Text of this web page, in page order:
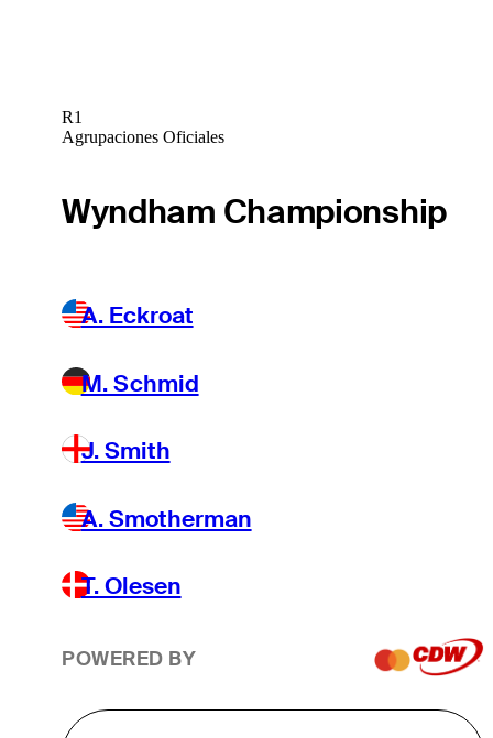
R1
Agrupaciones Oficiales
Wyndham Championship
A. Eckroat
M. Schmid
J. Smith
A. Smotherman
T. Olesen
POWERED BY